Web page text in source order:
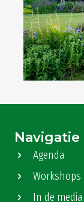
Navigatie
Agenda
Workshops
In de media